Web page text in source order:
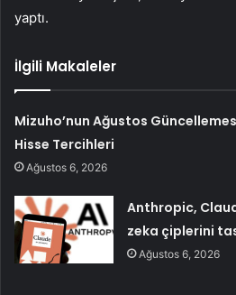
yaptı.
İlgili Makaleler
Mizuho’nun Ağustos
Hisse Tercihleri
Ağustos 6, 2026
Anthropic,
zeka çiplerini
Ağustos 6, 2026